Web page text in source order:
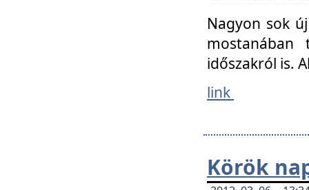
Nagyon sok
mostanában
időszakról is.
link
Körök